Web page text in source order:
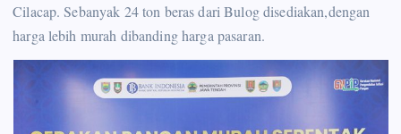
Cilacap. Sebanyak 24 ton beras dari Bulog disediakan,dengan
harga lebih murah dibanding harga pasaran.